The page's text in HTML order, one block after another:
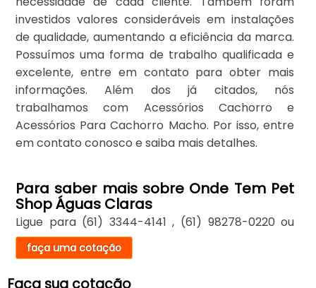
investidos valores consideráveis em instalações
de qualidade, aumentando a eficiência da marca.
Possuímos uma forma de trabalho qualificada e
excelente, entre em contato para obter mais
informações. Além dos já citados, nós
trabalhamos com Acessórios Cachorro e
Acessórios Para Cachorro Macho. Por isso, entre
em contato conosco e saiba mais detalhes.
Para saber mais sobre Onde Tem Pet
Shop Águas Claras
Ligue para (61) 3344-4141 , (61) 98278-0220 ou
faça uma cotação
Faça sua cotação